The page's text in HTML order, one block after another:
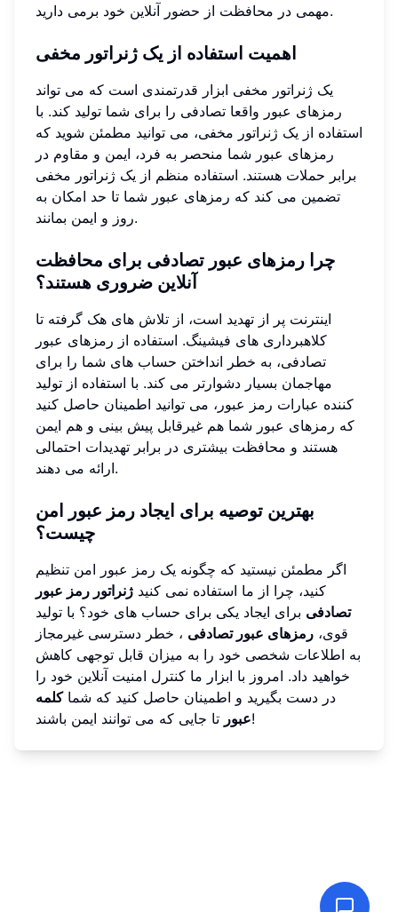
مهمی در محافظت از حضور آنلاین خود برمی دارید.
اهمیت استفاده از یک ژنراتور مخفی
یک ژنراتور مخفی ابزار قدرتمندی است که می تواند
رمزهای عبور واقعا تصادفی را برای شما تولید کند. با
استفاده از یک ژنراتور مخفی، می توانید مطمئن شوید که
رمزهای عبور شما منحصر به فرد، ایمن و مقاوم در
برابر حملات هستند. استفاده منظم از یک ژنراتور مخفی
تضمین می کند که رمزهای عبور شما تا حد امکان به
روز و ایمن بمانند.
چرا رمزهای عبور تصادفی برای محافظت
آنلاین ضروری هستند؟
اینترنت پر از تهدید است، از تلاش های هک گرفته تا
کلاهبرداری های فیشینگ. استفاده از رمزهای عبور
تصادفی، به خطر انداختن حساب های شما را برای
مهاجمان بسیار دشوارتر می کند. با استفاده از تولید
کننده عبارات رمز عبور، می توانید اطمینان حاصل کنید
که رمزهای عبور شما هم غیرقابل پیش بینی و هم ایمن
هستند و محافظت بیشتری در برابر تهدیدات احتمالی
ارائه می دهند.
بهترین توصیه برای ایجاد رمز عبور امن
چیست؟
اگر مطمئن نیستید که چگونه یک رمز عبور امن تنظیم
کنید، چرا از ما استفاده نمی کنید ژنراتور رمز عبور
تصادفی برای ایجاد یکی برای حساب های خود؟ با تولید
قوی، رمزهای عبور تصادفی ، خطر دسترسی غیرمجاز
به اطلاعات شخصی خود را به میزان قابل توجهی کاهش
خواهید داد. امروز با ابزار ما کنترل امنیت آنلاین خود را
در دست بگیرید و اطمینان حاصل کنید که شماکلمه
عبورتا جایی که می توانند ایمن باشند!